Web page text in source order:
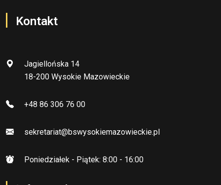
Kontakt
Jagiellońska 14
18-200 Wysokie Mazowieckie
+48 86 306 76 00
sekretariat@bswysokiemazowieckie.pl
Poniedziałek - Piątek: 8:00 - 16:00